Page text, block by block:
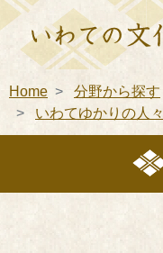
Home 分野から探す
いわてゆかりの人々